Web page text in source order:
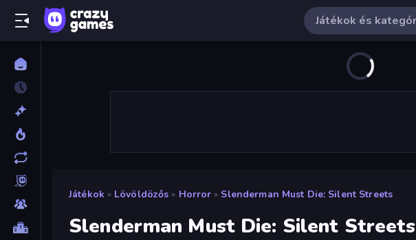
Játékok » Lövöldözős » Horror » Slenderman Must Die: Silent Streets
Slenderman Must Die: Silent Streets